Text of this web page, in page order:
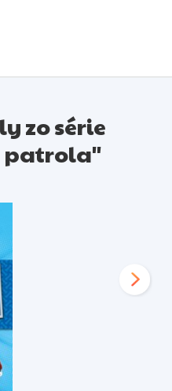
zo série
patrola"